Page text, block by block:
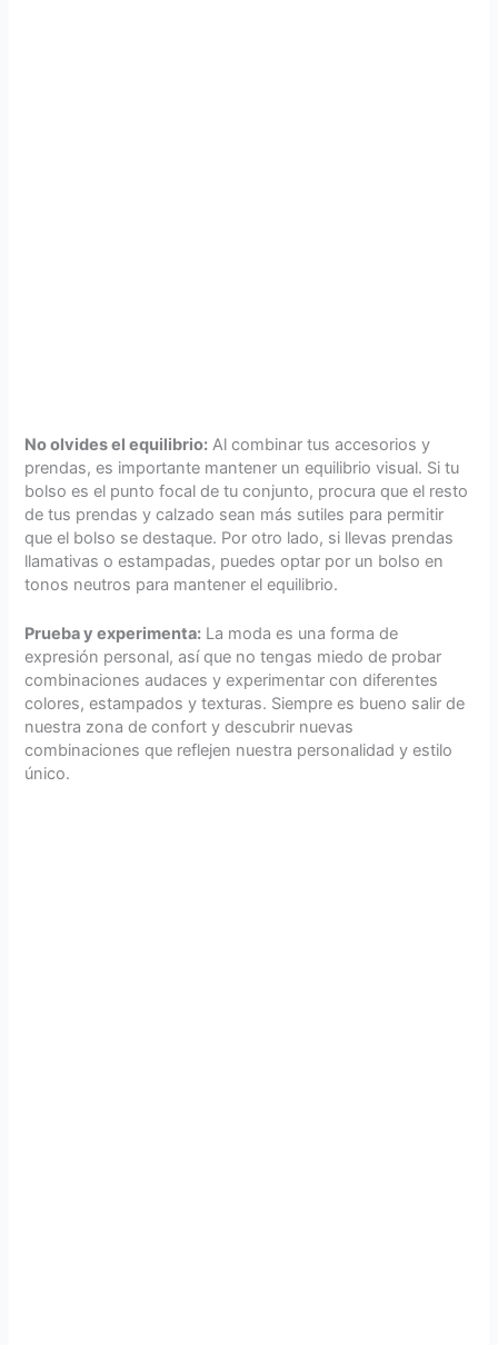
No olvides el equilibrio: Al combinar tus accesorios y
prendas, es importante mantener un equilibrio visual. Si tu
bolso es el punto focal de tu conjunto, procura que el resto
de tus prendas y calzado sean más sutiles para permitir
que el bolso se destaque. Por otro lado, si llevas prendas
llamativas o estampadas, puedes optar por un bolso en
tonos neutros para mantener el equilibrio.
Prueba y experimenta: La moda es una forma de
expresión personal, así que no tengas miedo de probar
combinaciones audaces y experimentar con diferentes
colores, estampados y texturas. Siempre es bueno salir de
nuestra zona de confort y descubrir nuevas
combinaciones que reflejen nuestra personalidad y estilo
único.